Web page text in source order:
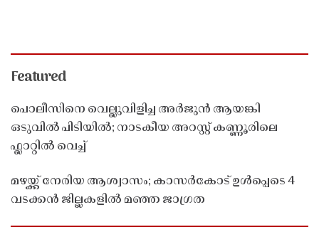
Featured
പൊലീസിനെ വെല്ലുവിളിച്ച അർജുൻ ആയങ്കി
ഒടുവിൽ പിടിയിൽ; നാടകീയ അറസ്റ്റ് കണ്ണൂരിലെ
ഫ്ലാറ്റിൽ വെച്ച്
മഴയ്ക്ക് നേരിയ ആശ്വാസം; കാസർകോട് ഉൾപ്പെടെ 4
വടക്കൻ ജില്ലകളിൽ മഞ്ഞ ജാഗ്രത